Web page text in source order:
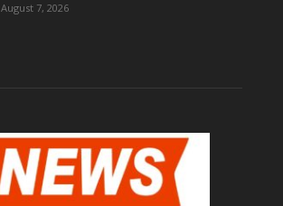
August 7, 2026